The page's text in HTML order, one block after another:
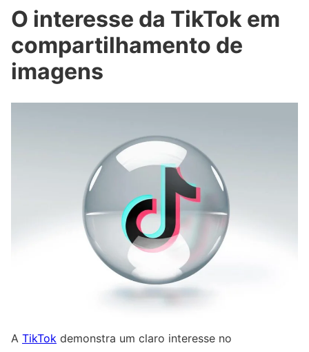
O interesse da TikTok em
compartilhamento de
imagens
A TikTok demonstra um claro interesse no